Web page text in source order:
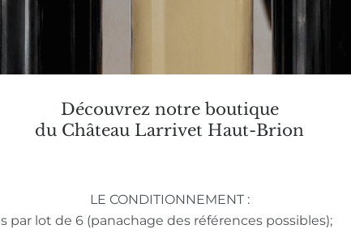
Découvrez notre boutique
du Château Larrivet Haut-Brion
LE CONDITIONNEMENT :
lot de 6 (panachage des références possibles);